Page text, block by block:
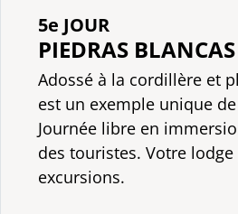
5e JOUR
PIEDRAS BLANCAS
Adossé à la cordillère et
est un exemple unique
Journée libre en
des touristes. Votre
excursions.